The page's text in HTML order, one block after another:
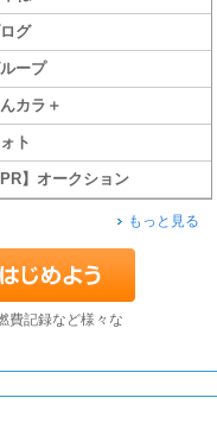
グ
ープ
カラ＋
ト
PR】オークション
もっと見る
費記録など様々な